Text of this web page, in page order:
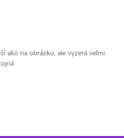
ako na obrázku, ale vyzerá veľmi